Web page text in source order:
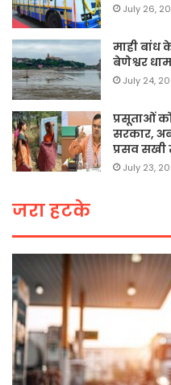
July 26,
माही
बेणेश्वर धाम
July 24,
प्रसूताओं
सरकार,
प्रसव
July 23,
जरा हटके